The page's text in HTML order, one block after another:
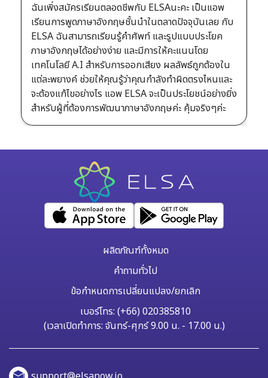
ฉันเพิ่งสมัครเรียนตลอดชีพกับ ELSAนะคะ เป็นแอพ
เรียนการพูดภาษาอังกฤษชั้นนำในตลาดปัจจุบันเลย กับ
ELSA ฉันสามารถเรียนรู้คำศัพท์ และรูปแบบประโยค
ภาษาอังกฤษได้อย่างง่าย และมีการให้คะแนนโดย
เทคโนโลยี A.I สำหรับการออกเสียง ผลลัพธ์ถูกต้องใน
แต่ละพยางค์ ช่วยให้คุณรู้ว่าคุณกำลังทำผิดตรงไหนและ
จะต้องแก้ไขอย่างไร แอพ ELSA จะเป็นประโยชน์อย่างยิ่ง
สำหรับผู้ที่ต้องการพัฒนาภาษาอังกฤษค่ะ คุ้มจริงๆค่ะ
ผลิตภัณฑ์ทั้งหมด
คำถามทั่วไป
ข้อกำหนดการเปลี่ยนแปลง/ยกเลิก
เบอร์โทร: (+66) 020385810
(เวลาเปิดทำการ: จันทร์-ศุกร์ 9.00 น. - 17.00 น.)